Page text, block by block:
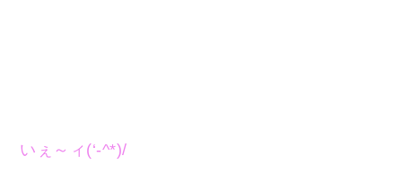
いぇ～ィ(‘-^*)/